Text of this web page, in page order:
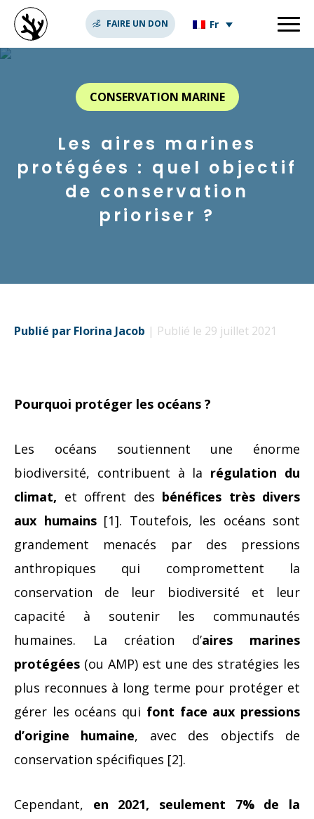
FAIRE UN DON Fr
CONSERVATION MARINE
Les aires marines
protégées : quel objectif
de conservation
prioriser ?
Publié par Florina Jacob | Publié le 29 juillet 2021
Pourquoi protéger les océans ?
Les océans soutiennent une énorme
biodiversité, contribuent à la régulation du
climat, et offrent des bénéfices très divers
aux humains[1]. Toutefois, les océans sont
grandement menacés par des pressions
anthropiques qui compromettent la
conservation de leur biodiversité et leur
capacité à soutenir les communautés
humaines. La création d’aires marines
protégées (ou AMP) est une des stratégies les
plus reconnues à long terme pour protéger et
gérer les océans qui font face aux pressions
d’origine humaine, avec des objectifs de
conservation spécifiques [2].
Cependant, en 2021, seulement 7% de la